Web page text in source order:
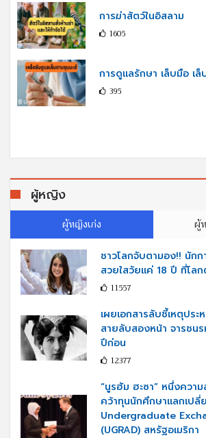
การฆ่าสัตว์ในอิสลาม
1605
การดูแลรักษา เล็บมือ เล็
395
ผู้หญิง
ผู้หญิงเก่ง ผู้
ชาวโลกจับตามอง!! นักก
สวยใสวัยแค่ 18 ปี ที่โล
11557
เผยเอกสารลับชี้เหตุประ
สายลับสองหน้า จารชนร
ปีก่อน
12377
“นูรฮัม ฮะซา” หนึ่งความ
คว้าทุนนักศึกษาแลกเปลี่
Undergraduate
(UGRAD) สหรัฐอเมริกา